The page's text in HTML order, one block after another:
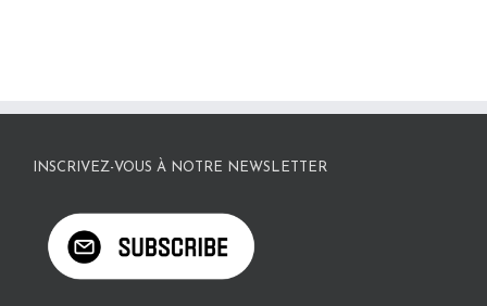
INSCRIVEZ-VOUS À NOTRE NEWSLETTER